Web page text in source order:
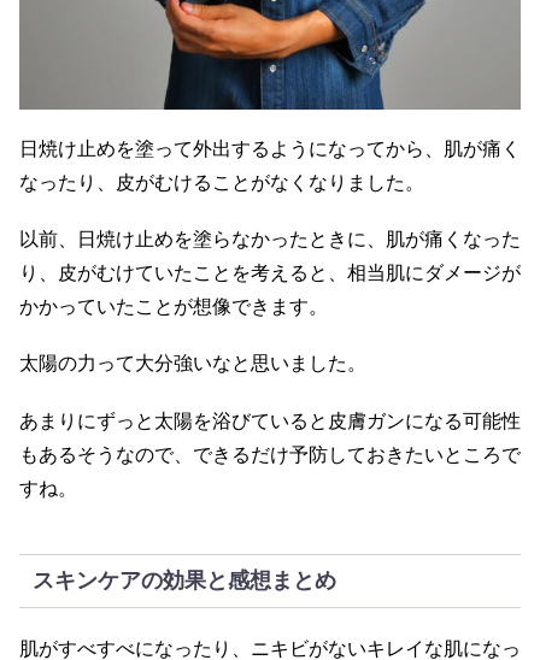
日焼け止めを塗って外出するようになってから、肌が痛く
なったり、皮がむけることがなくなりました。
以前、日焼け止めを塗らなかったときに、肌が痛くなった
り、皮がむけていたことを考えると、相当肌にダメージが
かかっていたことが想像できます。
太陽の力って大分強いなと思いました。
あまりにずっと太陽を浴びていると皮膚ガンになる可能性
もあるそうなので、できるだけ予防しておきたいところで
すね。
スキンケアの効果と感想まとめ
肌がすべすべになったり、ニキビがないキレイな肌になっ